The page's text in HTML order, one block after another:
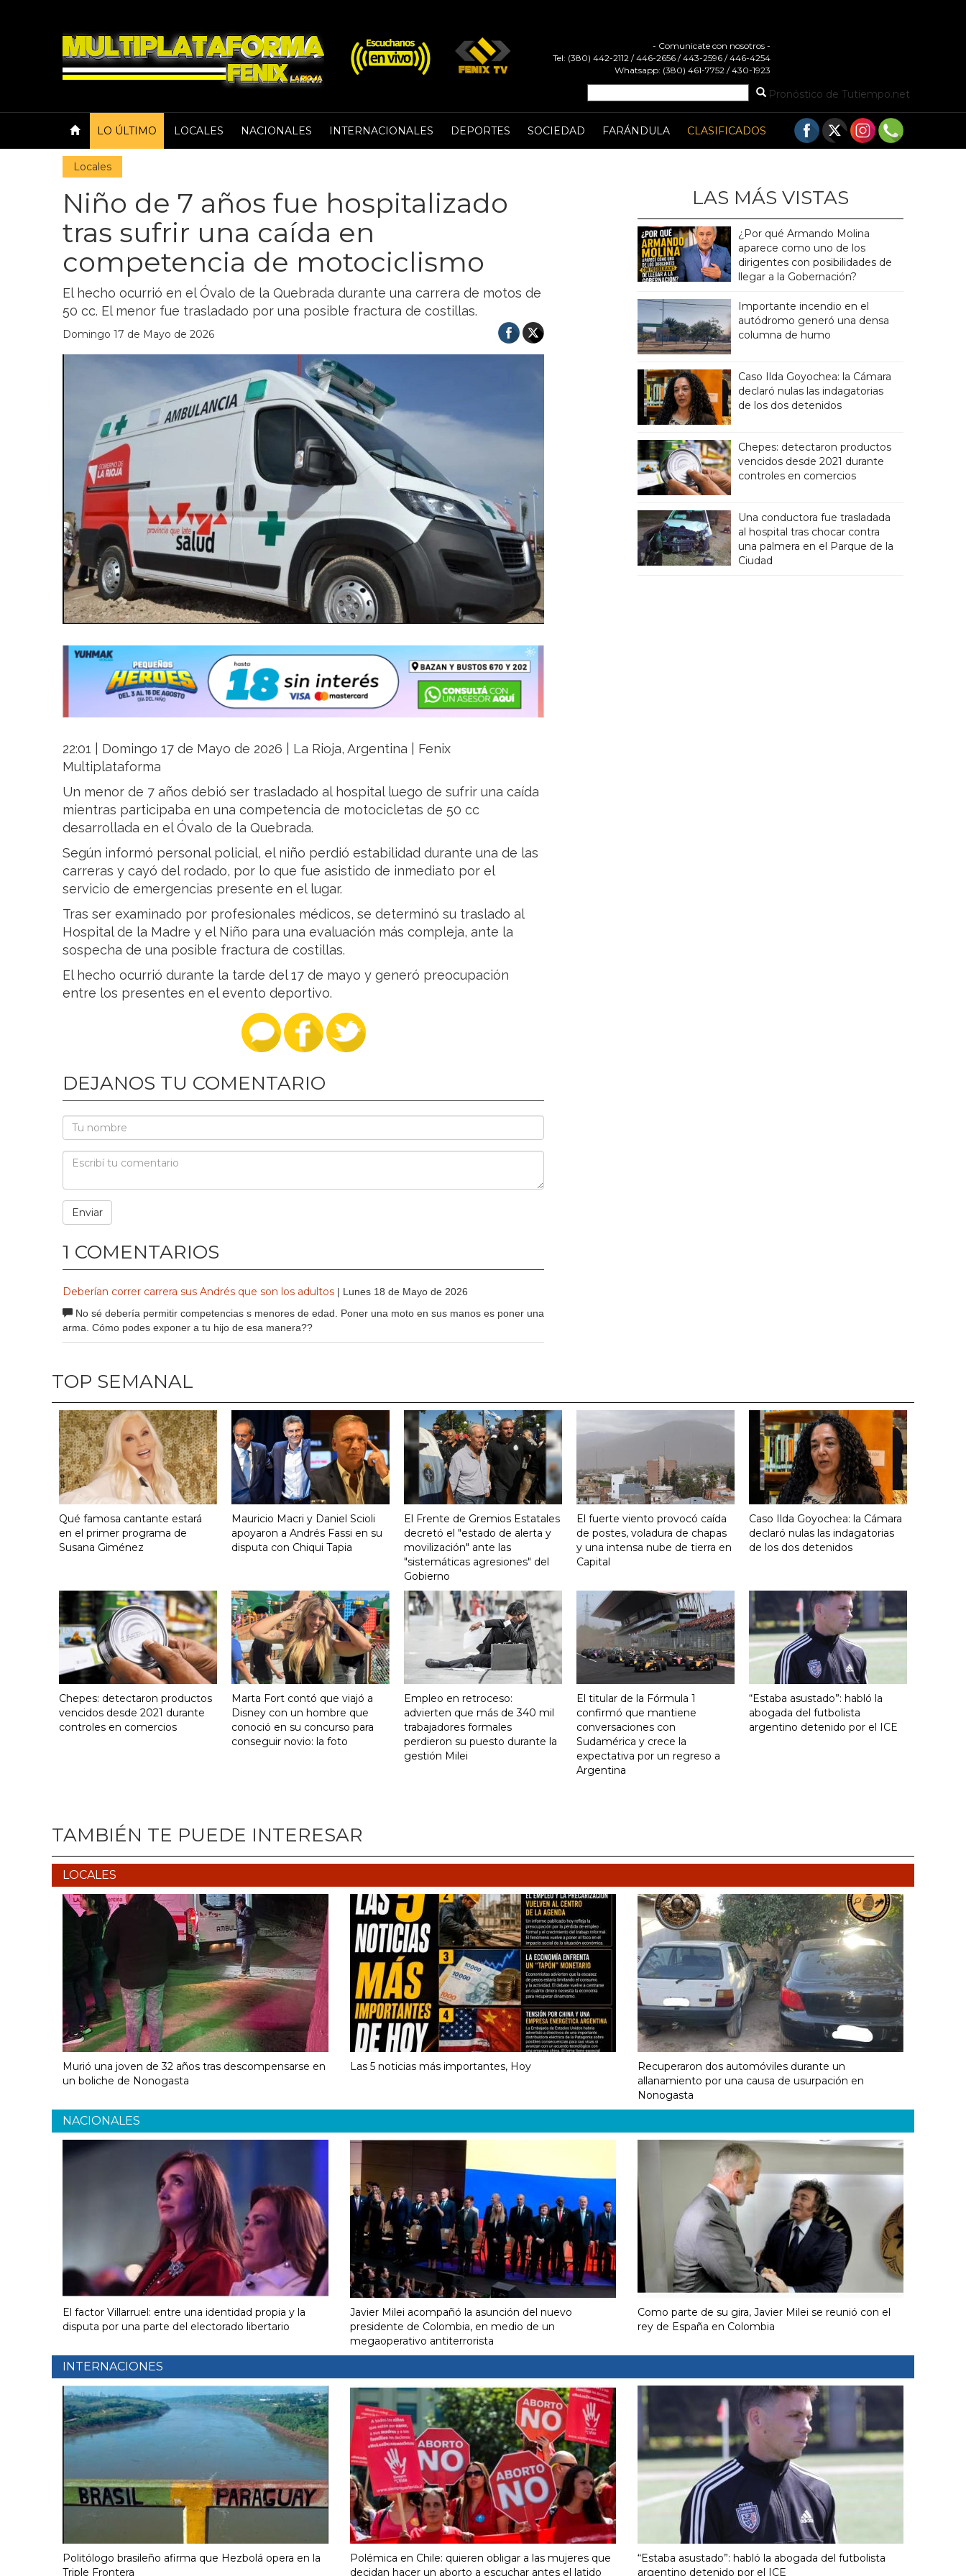
- Comunicate con nosotros -
Tel: (380) 442-2112 / 446-2656 / 443-2596 / 446-4254
Whatsapp: (380) 461-7752 / 430-1923
Pronóstico de Tutiempo.net
LO ÚLTIMO LOCALES NACIONALES INTERNACIONALES DEPORTES SOCIEDAD FARÁNDULA CLASIFICADOS
Locales
Niño de 7 años fue hospitalizado
tras sufrir una caída en
competencia de motociclismo
El hecho ocurrió en el Óvalo de la Quebrada durante una carrera de motos de
50 cc. El menor fue trasladado por una posible fractura de costillas.
Domingo 17 de Mayo de 2026
22:01 | Domingo 17 de Mayo de 2026 | La Rioja, Argentina | Fenix
Multiplataforma
Un menor de 7 años debió ser trasladado al hospital luego de sufrir una caída
mientras participaba en una competencia de motocicletas de 50 cc
desarrollada en el Óvalo de la Quebrada.
Según informó personal policial, el niño perdió estabilidad durante una de las
carreras y cayó del rodado, por lo que fue asistido de inmediato por el
servicio de emergencias presente en el lugar.
Tras ser examinado por profesionales médicos, se determinó su traslado al
Hospital de la Madre y el Niño para una evaluación más compleja, ante la
sospecha de una posible fractura de costillas.
El hecho ocurrió durante la tarde del 17 de mayo y generó preocupación
entre los presentes en el evento deportivo.
DEJANOS TU COMENTARIO
1 COMENTARIOS
Deberían correr carrera sus Andrés que son los adultos | Lunes 18 de Mayo de 2026
No sé debería permitir competencias s menores de edad. Poner una moto en sus manos es poner una
arma. Cómo podes exponer a tu hijo de esa manera??
LAS MÁS VISTAS
¿Por qué Armando Molina
aparece como uno de los
dirigentes con posibilidades de
llegar a la Gobernación?
Importante incendio en el
autódromo generó una densa
columna de humo
Caso Ilda Goyochea: la Cámara
declaró nulas las indagatorias
de los dos detenidos
Chepes: detectaron productos
vencidos desde 2021 durante
controles en comercios
Una conductora fue trasladada
al hospital tras chocar contra
una palmera en el Parque de la
Ciudad
TOP SEMANAL
Qué famosa cantante estará
en el primer programa de
Susana Giménez
Mauricio Macri y Daniel Scioli
apoyaron a Andrés Fassi en su
disputa con Chiqui Tapia
El Frente de Gremios Estatales
decretó el "estado de alerta y
movilización" ante las
"sistemáticas agresiones" del
Gobierno
El fuerte viento provocó caída
de postes, voladura de chapas
y una intensa nube de tierra en
Capital
Caso Ilda Goyochea: la Cámara
declaró nulas las indagatorias
de los dos detenidos
Chepes: detectaron productos
vencidos desde 2021 durante
controles en comercios
Marta Fort contó que viajó a
Disney con un hombre que
conoció en su concurso para
conseguir novio: la foto
Empleo en retroceso:
advierten que más de 340 mil
trabajadores formales
perdieron su puesto durante la
gestión Milei
El titular de la Fórmula 1
confirmó que mantiene
conversaciones con
Sudamérica y crece la
expectativa por un regreso a
Argentina
“Estaba asustado”: habló la
abogada del futbolista
argentino detenido por el ICE
TAMBIÉN TE PUEDE INTERESAR
LOCALES
Murió una joven de 32 años tras descompensarse en
un boliche de Nonogasta
Las 5 noticias más importantes, Hoy
Recuperaron dos automóviles durante un
allanamiento por una causa de usurpación en
Nonogasta
NACIONALES
El factor Villarruel: entre una identidad propia y la
disputa por una parte del electorado libertario
Javier Milei acompañó la asunción del nuevo
presidente de Colombia, en medio de un
megaoperativo antiterrorista
Como parte de su gira, Javier Milei se reunió con el
rey de España en Colombia
INTERNACIONES
Politólogo brasileño afirma que Hezbolá opera en la
Triple Frontera
Polémica en Chile: quieren obligar a las mujeres que
decidan hacer un aborto a escuchar antes el latido
“Estaba asustado”: habló la abogada del futbolista
argentino detenido por el ICE